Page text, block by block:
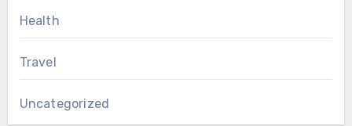
Health
Travel
Uncategorized